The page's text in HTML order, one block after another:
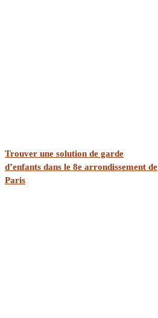
Trouver une solution de garde
d’enfants dans le 8e arrondissement de
Paris